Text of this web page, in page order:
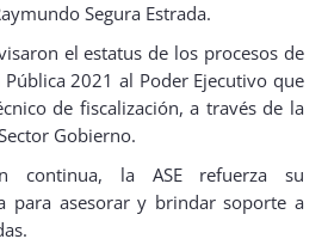
Segura Estrada.
el estatus de los procesos de
2021 al Poder Ejecutivo que
de fiscalización, a través de la
Gobierno.
continua, la ASE refuerza su
para asesorar y brindar soporte a